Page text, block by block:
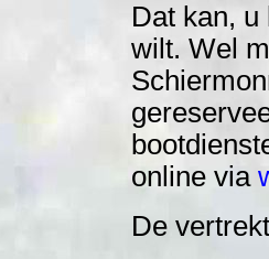
Dat kan,
wilt. Wel
online via
De